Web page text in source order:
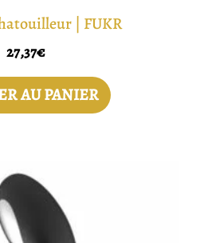
| FUKR
27,37€
AU PANIER